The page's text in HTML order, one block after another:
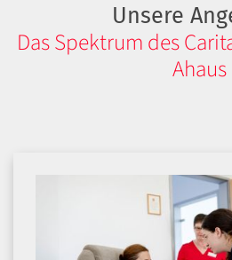
Unsere
Das Spektrum des
Ahaus